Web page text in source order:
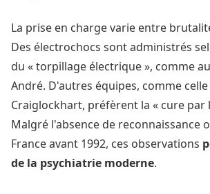
La prise en charge varie entre
Des électrochocs sont administrés
du « torpillage électrique », comme
André. D'autres équipes, comme celle
Craiglockhart, préfèrent la « cure par
Malgré l'absence de reconnaissance
France avant 1992, ces observations
de la psychiatrie moderne.